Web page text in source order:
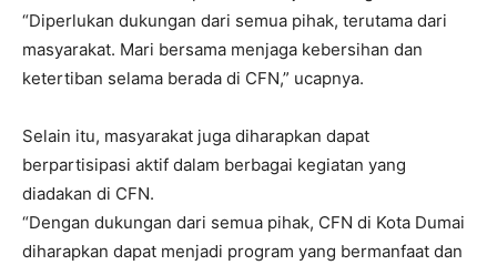
“Diperlukan dukungan dari semua pihak, terutama dari
masyarakat. Mari bersama menjaga kebersihan dan
ketertiban selama berada di CFN,” ucapnya.
Selain itu, masyarakat juga diharapkan dapat
berpartisipasi aktif dalam berbagai kegiatan yang
diadakan di CFN.
“Dengan dukungan dari semua pihak, CFN di Kota Dumai
diharapkan dapat menjadi program yang bermanfaat dan